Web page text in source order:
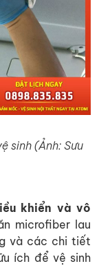
sinh (Ảnh: Sưu
khiển và vô
microfiber lau
và các chi tiết
ích để vệ sinh